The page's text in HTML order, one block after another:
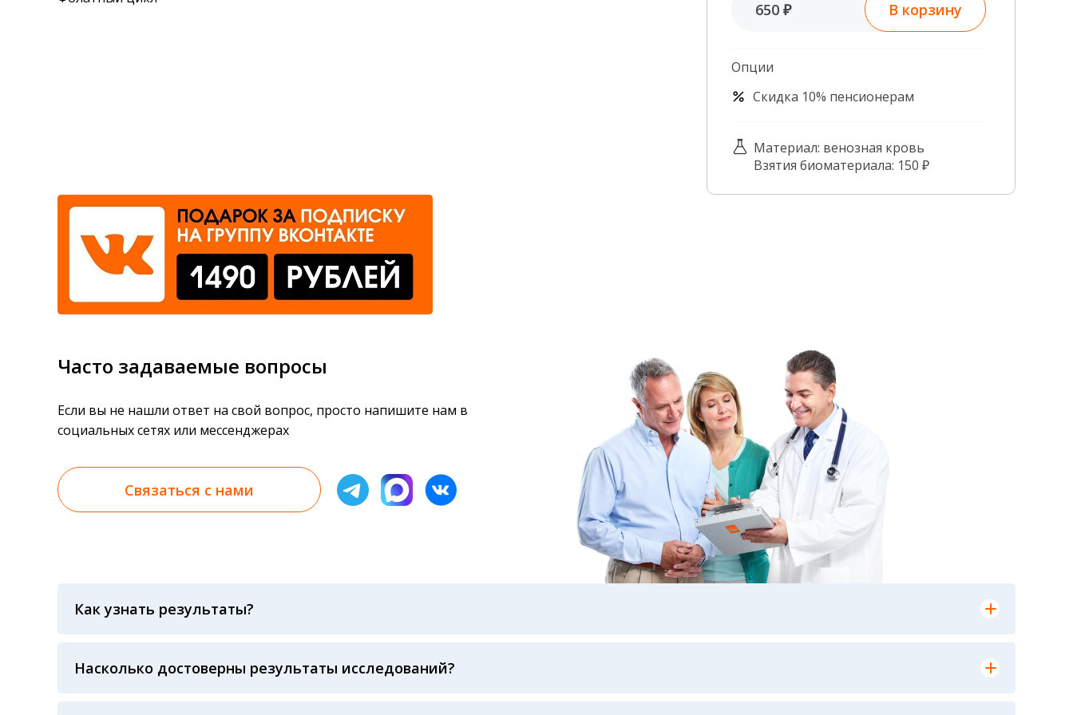
650 ₽ В корзину
Опции
Скидка 10% пенсионерам
Материал: венозная кровь
Взятия биоматериала: 150 ₽
Часто задаваемые вопросы
Если вы не нашли ответ на свой вопрос, просто напишите нам в
социальных сетях или мессенджерах
Связаться с нами
Как узнать результаты?
анализов при предъявлении паспорта или чека об оплате
Насколько достоверны результаты исследований?
Гарантия качества лабораторных тестов обеспечивается соблюдением международных стандартов выполнения лабораторных исследований и